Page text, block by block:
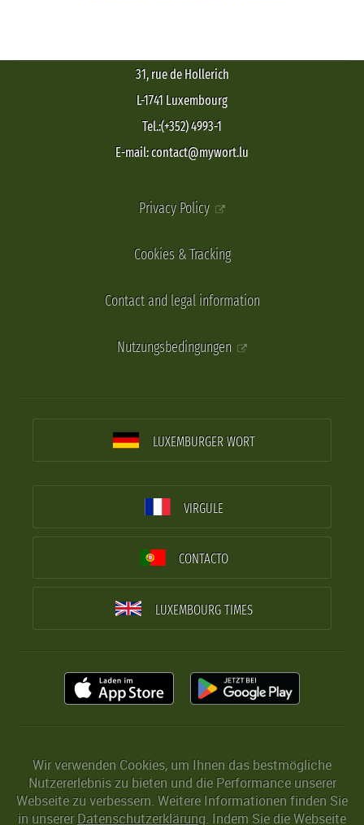
31, rue de Hollerich
L-1741 Luxembourg
Tel.:(+352) 4993-1
E-mail: contact@mywort.lu
Privacy Policy
Cookies & Tracking
Contact and legal information
Nutzungsbedingungen
LUXEMBURGER WORT
VIRGULE
CONTACTO
LUXEMBOURG TIMES
Wir verwenden Cookies, um Ihnen das bestmögliche
Nutzererlebnis zu bieten und die Performance unserer
Webseite zu verbessern. Weitere Informationen finden Sie
in unserer Datenschutzerklärung. Indem Sie die Webseite